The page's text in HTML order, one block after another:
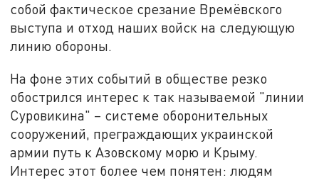
собой фактическое срезание Времёвского
выступа и отход наших войск на следующую
линию обороны.
На фоне этих событий в обществе резко
обострился интерес к так называемой "линии
Суровикина" – системе оборонительных
сооружений, преграждающих украинской
армии путь к Азовскому морю и Крыму.
Интерес этот более чем понятен: людям